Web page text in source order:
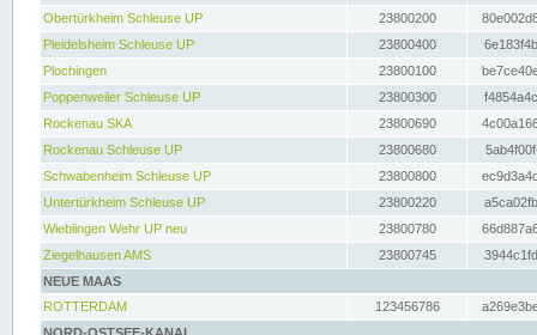
Obertürkheim Schleuse UP
23800200
Pleidelsheim Schleuse UP
23800400
Plochingen
23800100
Poppenweiler Schleuse UP
23800300
Rockenau SKA
23800690
Rockenau Schleuse UP
23800680
Schwabenheim Schleuse UP
23800800
Untertürkheim Schleuse UP
23800220
Wieblingen Wehr UP neu
23800780
Ziegelhausen AMS
23800745
NEUE MAAS
ROTTERDAM
123456786